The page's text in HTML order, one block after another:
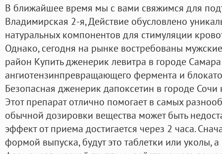
В ближайшее время мы с вами свяжимся для
Владимирская 2-я, Действие обусловлено
натуральных компонентов для стимуляции
Однако, сегодня на рынке востребованы
район Купить дженерик левитра в городе
ангиотензинпревращающего фермента и
Безопасная дженерик дапоксетин в городе
Этот препарат отлично помогает в самых
обычной дозировки вещества может быть
эффект от приема достигается через 2 часа.
формой выпуска, будут это таблетки или уколы,